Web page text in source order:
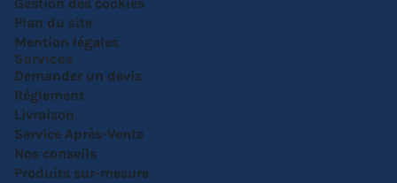
Gestion des cookies
Plan du site
Mention légales
Services
Demander un devis
Réglement
Livraison
Service Après-Vente
Nos conseils
Produits sur-mesure